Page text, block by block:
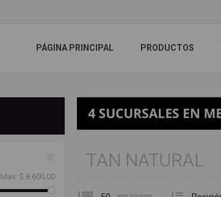
PÁGINA PRINCIPAL PRODUCTOS
TAN NATURAL
Max: $ 8.600,00